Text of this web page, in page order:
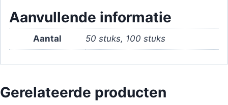
Aanvullende informatie
Aantal 50 stuks, 100 stuks
Gerelateerde producten